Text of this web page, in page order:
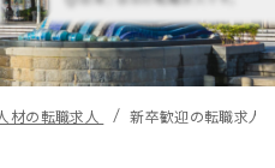
材の転職求人 新卒歓迎の転職求人